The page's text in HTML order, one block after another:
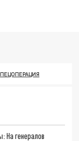
На генералов